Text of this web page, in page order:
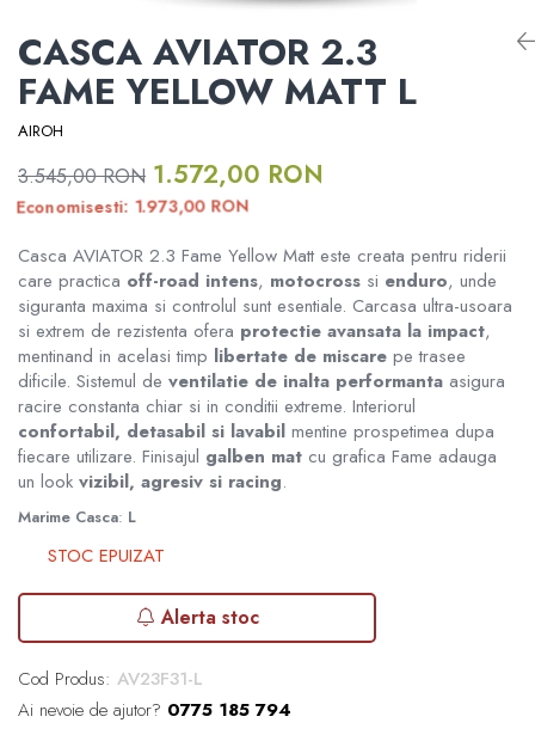
ATV CFMOTO X8
CFMOTO MY 2026
MODEL ATV GOES
GOES 400S
GOES 400L
GOES 500L
GOES MY 2026
MODEL ATV CAN-AM
RAMPE ATV UTV MOTO
DISTANTIERE ROTI ATV
APARATORI MAINI ATV
PORTBAGAJE SI SUPORTURI
BAGAJE
ACCESORII ELECTRONICE ATV /
SSV
ACCESORII MONTAJ ELECTRONICE
TOBE SPORT ATV / UTV
ACCESORII MOTO
ACCESORII IARNA ATV / SSV
ACCESORII ATV
ANVELOPE ATV
ATV CFMOTO X10 1000 MUD
Informare Certificat Fiscal
Formular returnare produs /
Cerere retragere din contract
CASCA AVIATOR 2.3
FAME YELLOW MATT L
AIROH
3.545,00 RON 1.572,00 RON
Economisesti: 1.973,00 RON
Casca AVIATOR 2.3 Fame Yellow Matt este creata pentru riderii
care practica off-road intens, motocross si enduro, unde
siguranta maxima si controlul sunt esentiale. Carcasa ultra-usoara
si extrem de rezistenta ofera protectie avansata la impact,
mentinand in acelasi timp libertate de miscare pe trasee
dificile. Sistemul de ventilatie de inalta performanta asigura
racire constanta chiar si in conditii extreme. Interiorul
confortabil, detasabil si lavabil mentine prospetimea dupa
fiecare utilizare. Finisajul galben mat cu grafica Fame adauga
un look vizibil, agresiv si racing.
Marime Casca: L
STOC EPUIZAT
Alerta stoc
Cod Produs: AV23F31-L
Ai nevoie de ajutor? 0775 185 794